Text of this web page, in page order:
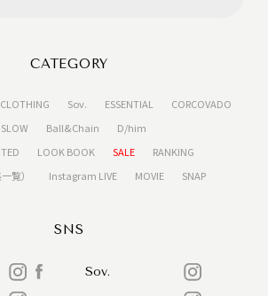
CATEGORY
Sov. ESSENTIAL
CORCOVADO
Ball&Chain
D/him
LOOK BOOK SALE
RANKING
覧）
Instagram LIVE MOVIE SNAP
SNS
Sov.